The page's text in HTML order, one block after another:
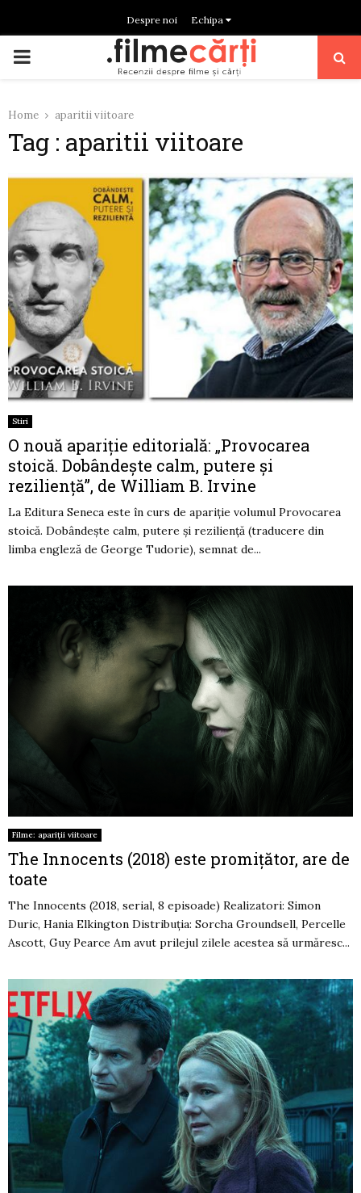
Despre noi Echipa
PRIMARY
Home aparitii viitoare
Tag : aparitii viitoare
Stiri
O nouă apariție editorială: „Provocarea
stoică. Dobândește calm, putere și
reziliență”, de William B. Irvine
La Editura Seneca este în curs de apariție volumul Provocarea
stoică. Dobândește calm, putere și reziliență (traducere din
limba engleză de George Tudorie), semnat de...
Filme: apariții viitoare
The Innocents (2018) este promițător, are de
toate
The Innocents (2018, serial, 8 episoade) Realizatori: Simon
Duric, Hania Elkington Distribuția: Sorcha Groundsell, Percelle
Ascott, Guy Pearce Am avut prilejul zilele acestea să urmăresc...